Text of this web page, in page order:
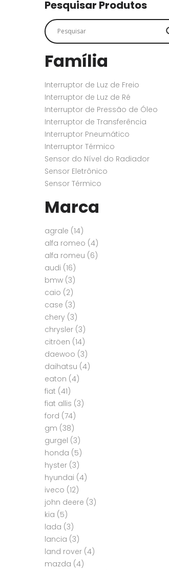
Pesquisar Produtos
Família
Interruptor de Luz de Freio
Interruptor de Luz de Ré
Interruptor de Pressão de Óleo
Interruptor de Transferência
Interruptor Pneumático
Interruptor Térmico
Sensor do Nível do Radiador
Sensor Eletrônico
Sensor Térmico
Marca
agrale (14)
alfa romeo (4)
alfa romeu (6)
audi (16)
bmw (3)
caio (2)
case (3)
chery (3)
chrysler (3)
citröen (14)
daewoo (3)
daihatsu (4)
eaton (4)
fiat (41)
fiat allis (3)
ford (74)
gm (38)
gurgel (3)
honda (5)
hyster (3)
hyundai (4)
iveco (12)
john deere (3)
kia (5)
lada (3)
lancia (3)
land rover (4)
mazda (4)